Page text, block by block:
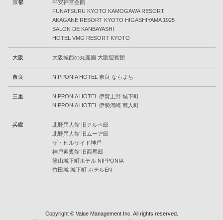
京都
平安神宮会館
FUNATSURU KYOTO KAMOGAWA RESORT
AKAGANE RESORT KYOTO HIGASHIYAMA 1925
SALON DE KANBAYASHI
HOTEL VMG RESORT KYOTO
大阪 ⼤阪城⻄の丸庭園 ⼤阪迎賓館
奈良 NIPPONIA HOTEL 奈良 ならまち
三重
NIPPONIA HOTEL 伊賀上野 城下町
NIPPONIA HOTEL 伊勢河崎 商人町
兵庫
北野異人館 旧クルペ邸
北野異人館 旧ムーア邸
ザ・ヒルサイド神⼾
神⼾迎賓館 旧⻄尾邸
篠⼭城下町ホテル NIPPONIA
⽵⽥城 城下町 ホテルEN
Copyright © Value Management Inc. All rights reserved.